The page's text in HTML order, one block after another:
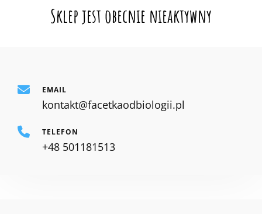
Sklep jest obecnie nieaktywny
EMAIL
kontakt@facetkaodbiologii.pl
TELEFON
+48 501181513